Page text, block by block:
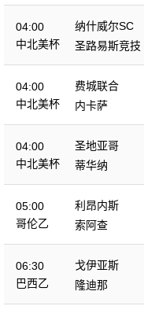
04:00
中北美杯
纳什威尔SC
圣路易斯竞技
04:00
中北美杯
费城联合
内卡萨
04:00
中北美杯
圣地亚哥
蒂华纳
05:00
哥伦乙
利昂内斯
索阿查
06:30
巴西乙
戈伊亚斯
隆迪那